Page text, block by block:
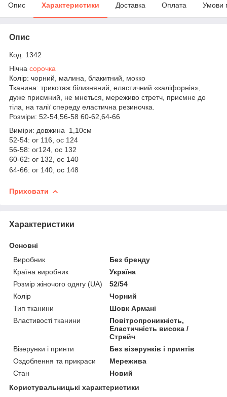
Опис Характеристики Доставка Оплата Умови
Опис
Код: 1342
Нічна сорочка
Колір: чорний, малина, блакитний, мокко
Тканина: трикотаж білизняний, еластичний «каліфорнія»,
дуже приємний, не мнеться, мереживо стретч, приємне до
тіла, на талії спереду еластична резиночка.
Розміри: 52-54,56-58 60-62,64-66
Виміри: довжина 1,10см
52-54: ог 116, ос 124
56-58: ог124, ос 132
60-62: ог 132, ос 140
64-66: ог 140, ос 148
Приховати
Характеристики
Основні
Виробник
Без бренду
Країна виробник
Україна
Розмір жіночого одягу (UA)
52/54
Колір
Чорний
Тип тканини
Шовк Армані
Властивості тканини
Повітропроникність,
Еластичність висока /
Стрейч
Візерунки і принти
Без візерунків і принтів
Оздоблення та прикраси
Мережива
Стан
Новий
Користувальницькі характеристики